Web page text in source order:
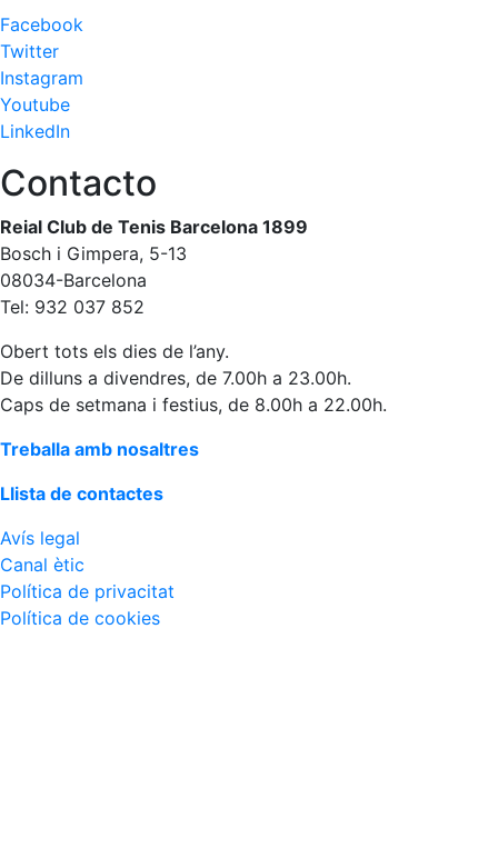
Facebook
Twitter
Instagram
Youtube
LinkedIn
Contacto
Reial Club de Tenis Barcelona 1899
Bosch i Gimpera, 5-13
08034-Barcelona
Tel: 932 037 852
Obert tots els dies de l’any.
De dilluns a divendres, de 7.00h a 23.00h.
Caps de setmana i festius, de 8.00h a 22.00h.
Treballa amb nosaltres
Llista de contactes
Avís legal
Canal ètic
Política de privacitat
Política de cookies